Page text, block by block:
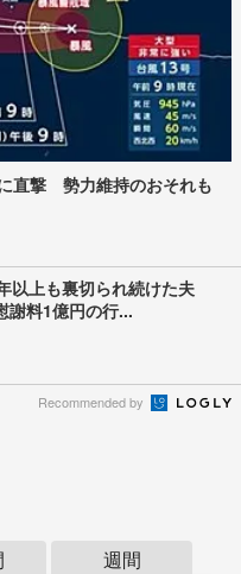
に直撃 勢力維持のおそれも
以上も裏切られ続けた夫
謝料1億円の行...
Recommended by
週間